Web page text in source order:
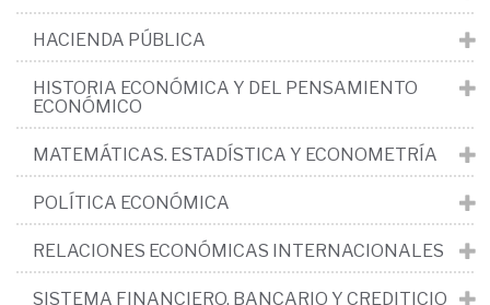
HACIENDA PÚBLICA
HISTORIA ECONÓMICA Y DEL PENSAMIENTO
ECONÓMICO
MATEMÁTICAS. ESTADÍSTICA Y ECONOMETRÍA
POLÍTICA ECONÓMICA
RELACIONES ECONÓMICAS INTERNACIONALES
SISTEMA FINANCIERO, BANCARIO Y CREDITICIO